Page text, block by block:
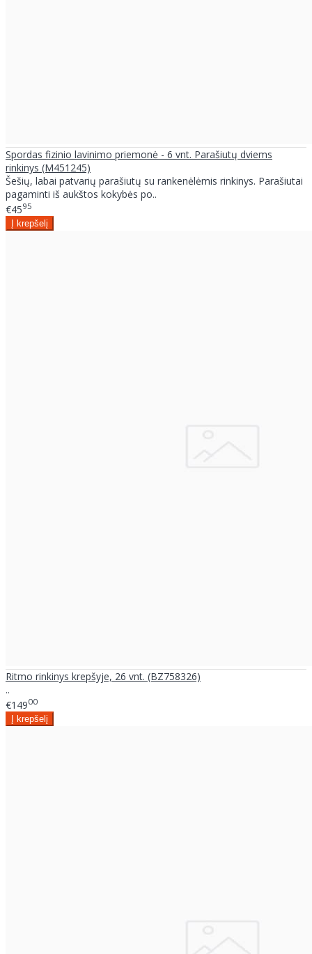
Spordas fizinio lavinimo priemonė - 6 vnt. Parašiutų dviems
rinkinys (M451245)
Šešių, labai patvarių parašiutų su rankenėlėmis rinkinys. Parašiutai
pagaminti iš aukštos kokybės po..
€4595
Ritmo rinkinys krepšyje, 26 vnt. (BZ758326)
..
€14900